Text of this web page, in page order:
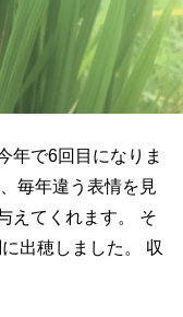
年で6回目になりま
毎年違う表情を見
えてくれます。 そ
出穂しました。 収